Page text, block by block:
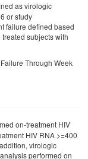
as virologic
or study
failure defined based
subjects with
Through Week
on-treatment HIV
HIV RNA >=400
virologic
performed on